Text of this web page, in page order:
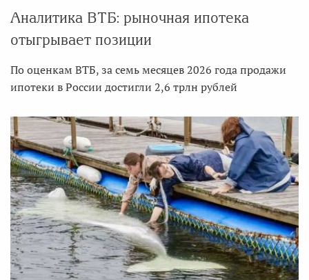
Аналитика ВТБ: рыночная ипотека
отыгрывает позиции
По оценкам ВТБ, за семь месяцев 2026 года продажи
ипотеки в России достигли 2,6 трлн рублей